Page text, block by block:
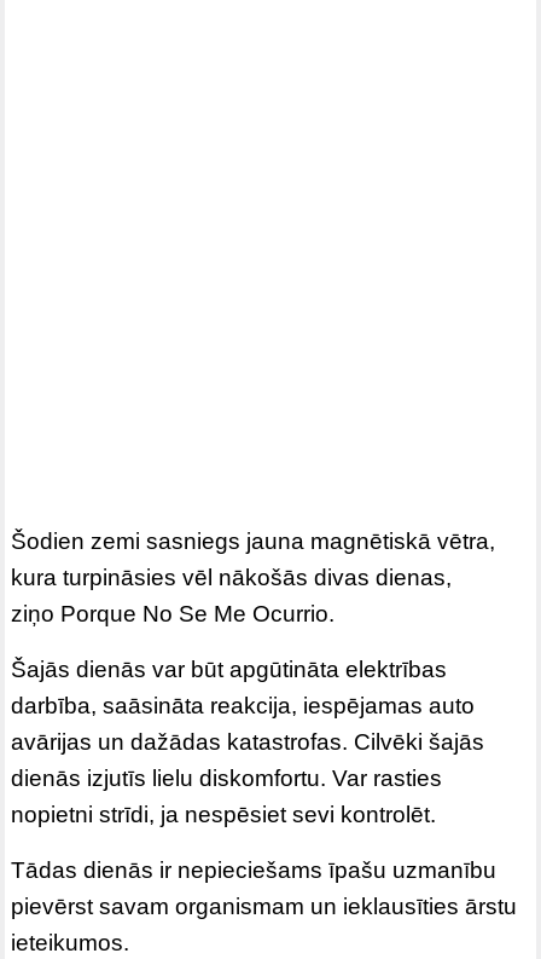
Šodien zemi sasniegs jauna magnētiskā vētra,
kura turpināsies vēl nākošās divas dienas,
ziņo Porque No Se Me Ocurrio.
Šajās dienās var būt apgūtināta elektrības
darbība, saāsināta reakcija, iespējamas auto
avārijas un dažādas katastrofas. Cilvēki šajās
dienās izjutīs lielu diskomfortu. Var rasties
nopietni strīdi, ja nespēsiet sevi kontrolēt.
Tādas dienās ir nepieciešams īpašu uzmanību
pievērst savam organismam un ieklausīties ārstu
ieteikumos.